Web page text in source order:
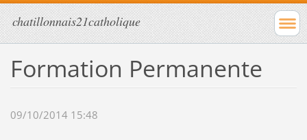
chatillonnais21catholique
Formation Permanente
09/10/2014 15:48